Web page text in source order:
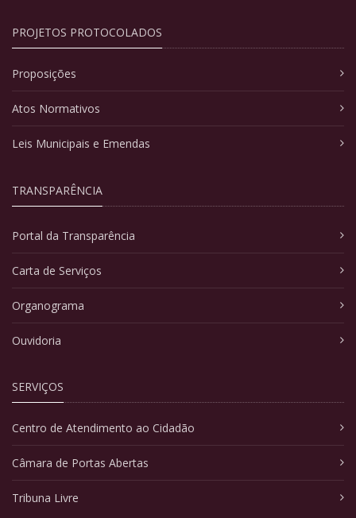
PROJETOS PROTOCOLADOS
Proposições
Atos Normativos
Leis Municipais e Emendas
TRANSPARÊNCIA
Portal da Transparência
Carta de Serviços
Organograma
Ouvidoria
SERVIÇOS
Centro de Atendimento ao Cidadão
Câmara de Portas Abertas
Tribuna Livre